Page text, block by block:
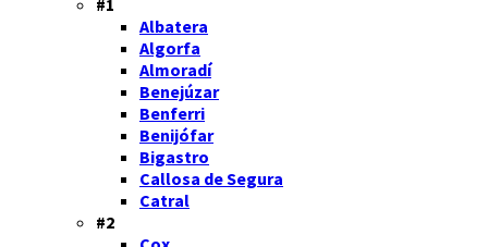
Albatera
Algorfa
Almoradí
Benejúzar
Benferri
Benijófar
Bigastro
Callosa de Segura
Catral
#2